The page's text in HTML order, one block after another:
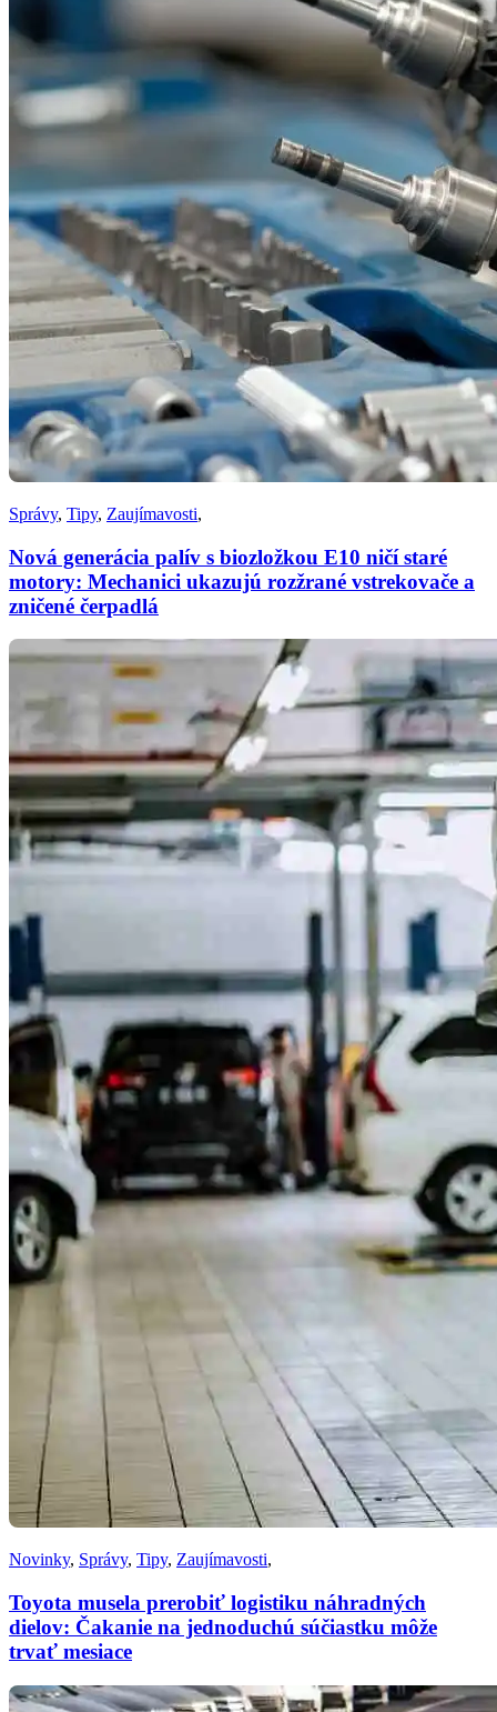
Správy, Tipy, Zaujímavosti,
Nová generácia palív s biozložkou E10 ničí staré
motory: Mechanici ukazujú rozžrané vstrekovače a
zničené čerpadlá
Novinky, Správy, Tipy, Zaujímavosti,
Toyota musela prerobiť logistiku náhradných
dielov: Čakanie na jednoduchú súčiastku môže
trvať mesiace